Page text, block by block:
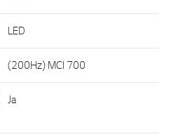
LED
(200Hz) MCI 700
Ja